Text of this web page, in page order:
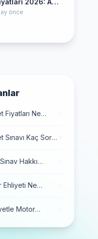
2026: A
B Sınıfı
önce
Fiyatları Ne
Sınavı Kaç Soru,
Hakkı
Güncel)
Ehliyeti Ne
Motor
Detaylar